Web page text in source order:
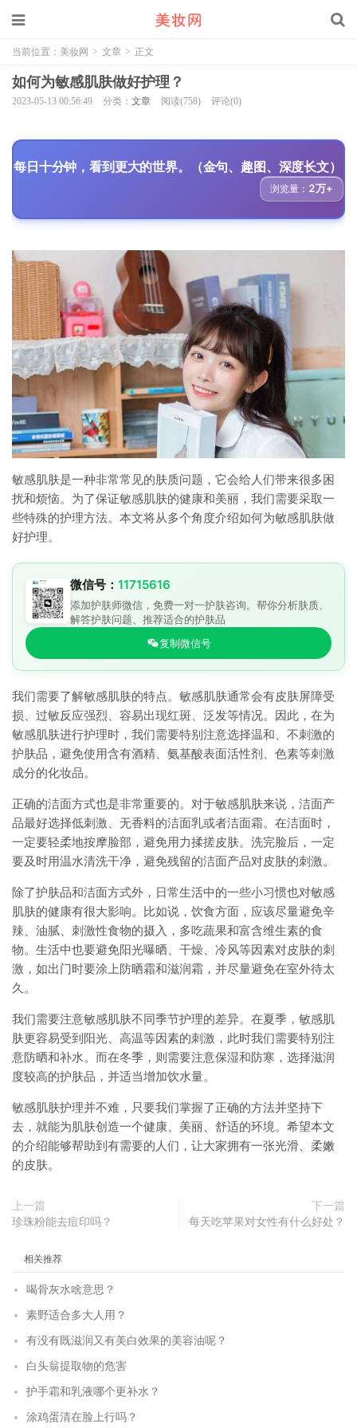
当前位置： 美妆网 > 文章 > 正文
如何为敏感肌肤做好护理？
2023-05-13 00:56:49 分类： 文章 阅读(758) 评论(0)
每日十分钟，看到更大的世界。（金句、趣图、深度长文）
浏览量： 2万+
敏感肌肤是一种非常常见的肤质问题，它会给人们带来很多困
扰和烦恼。为了保证敏感肌肤的健康和美丽，我们需要采取一
些特殊的护理方法。本文将从多个角度介绍如何为敏感肌肤做
好护理。
微信号： 11715616
添加护肤师微信，免费一对一护肤咨询。帮你分析肤质、
解答护肤问题、推荐适合的护肤品
复制微信号
我们需要了解敏感肌肤的特点。敏感肌肤通常会有皮肤屏障受
损、过敏反应强烈、容易出现红斑、泛发等情况。因此，在为
敏感肌肤进行护理时，我们需要特别注意选择温和、不刺激的
护肤品，避免使用含有酒精、氨基酸表面活性剂、色素等刺激
成分的化妆品。
正确的洁面方式也是非常重要的。对于敏感肌肤来说，洁面产
品最好选择低刺激、无香料的洁面乳或者洁面霜。在洁面时，
一定要轻柔地按摩脸部，避免用力揉搓皮肤。洗完脸后，一定
要及时用温水清洗干净，避免残留的洁面产品对皮肤的刺激。
除了护肤品和洁面方式外，日常生活中的一些小习惯也对敏感
肌肤的健康有很大影响。比如说，饮食方面，应该尽量避免辛
辣、油腻、刺激性食物的摄入，多吃蔬果和富含维生素的食
物。生活中也要避免阳光曝晒、干燥、冷风等因素对皮肤的刺
激，如出门时要涂上防晒霜和滋润霜，并尽量避免在室外待太
久。
我们需要注意敏感肌肤不同季节护理的差异。在夏季，敏感肌
肤更容易受到阳光、高温等因素的刺激，此时我们需要特别注
意防晒和补水。而在冬季，则需要注意保湿和防寒，选择滋润
度较高的护肤品，并适当增加饮水量。
敏感肌肤护理并不难，只要我们掌握了正确的方法并坚持下
去，就能为肌肤创造一个健康、美丽、舒适的环境。希望本文
的介绍能够帮助到有需要的人们，让大家拥有一张光滑、柔嫩
的皮肤。
上一篇
珍珠粉能去痘印吗？
下一篇
每天吃苹果对女性有什么好处？
相关推荐
喝骨灰水啥意思？
素野适合多大人用？
有没有既滋润又有美白效果的美容油呢？
白头翁提取物的危害
护手霜和乳液哪个更补水？
涂鸡蛋清在脸上行吗？